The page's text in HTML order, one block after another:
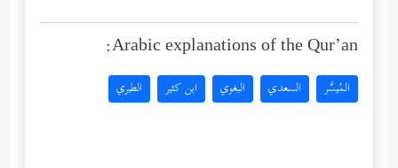
Arabic explanations of the Qur’an:
المُيسَّر السعدي البغوي ابن كثير الطبري